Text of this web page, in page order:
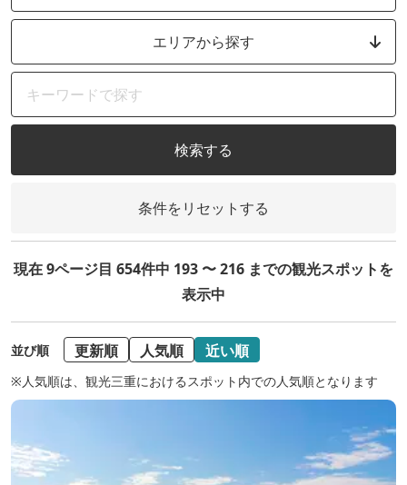
エリアから探す
検索する
条件をリセットする
現在 9ページ目 654件中 193 〜 216 までの観光スポットを
表示中
並び順 更新順 人気順 近い順
※人気順は、観光三重におけるスポット内での人気順となります